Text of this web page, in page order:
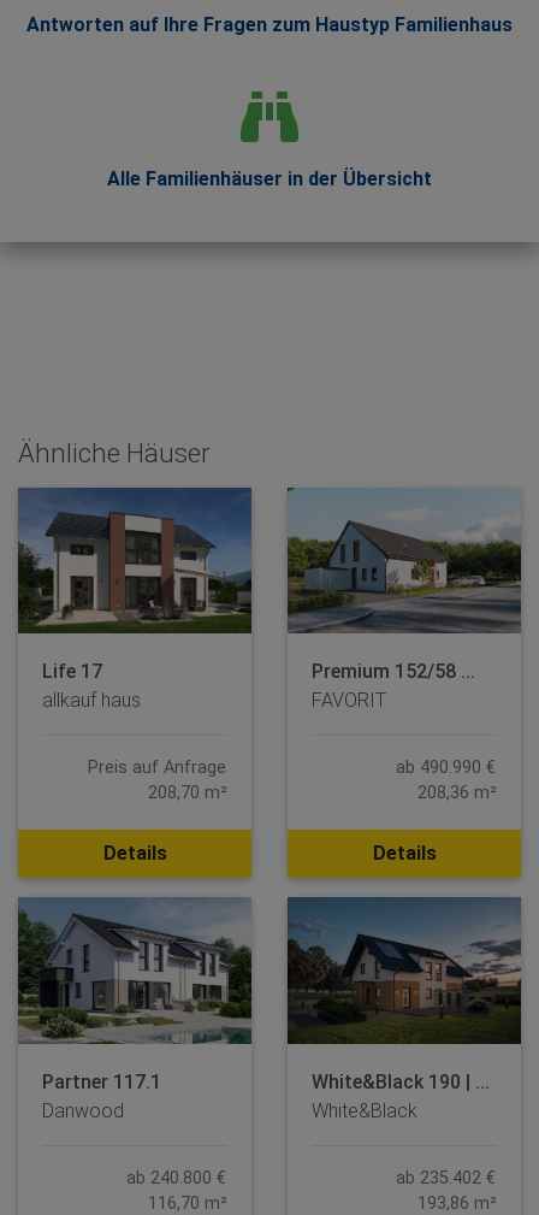
Antworten auf Ihre Fragen zum Haustyp Familienhaus
Alle Familienhäuser in der Übersicht
Ähnliche Häuser
Life 17
allkauf haus
Preis auf Anfrage
208,70 m²
Details
Premium 152/58 ...
FAVORIT
ab 490.990 €
208,36 m²
Details
Partner 117.1
Danwood
ab 240.800 €
116,70 m²
White&Black 190 | ...
White&Black
ab 235.402 €
193,86 m²